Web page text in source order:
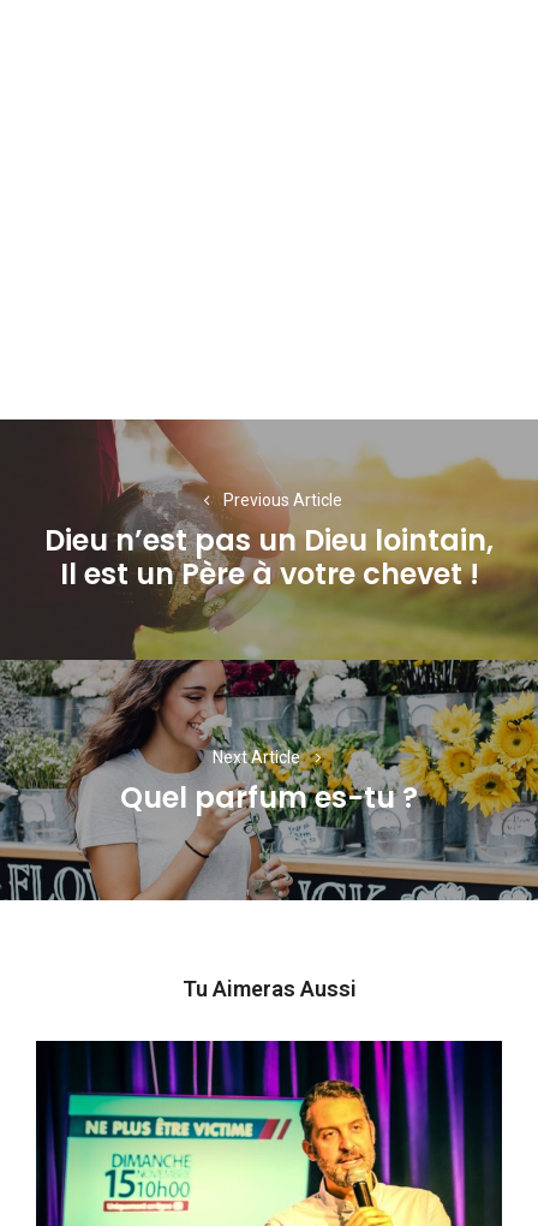
Navigation
l’article
Previous Article
Previous
post:
Dieu n’est pas un Dieu lointain,
Il est un Père à votre chevet !
Next Article
Next
post:
Quel parfum es-tu ?
Tu Aimeras Aussi